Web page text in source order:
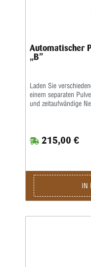
Automatischer
„B”
Laden Sie
einem separaten
und zeitaufwändige
215,00 €
IN